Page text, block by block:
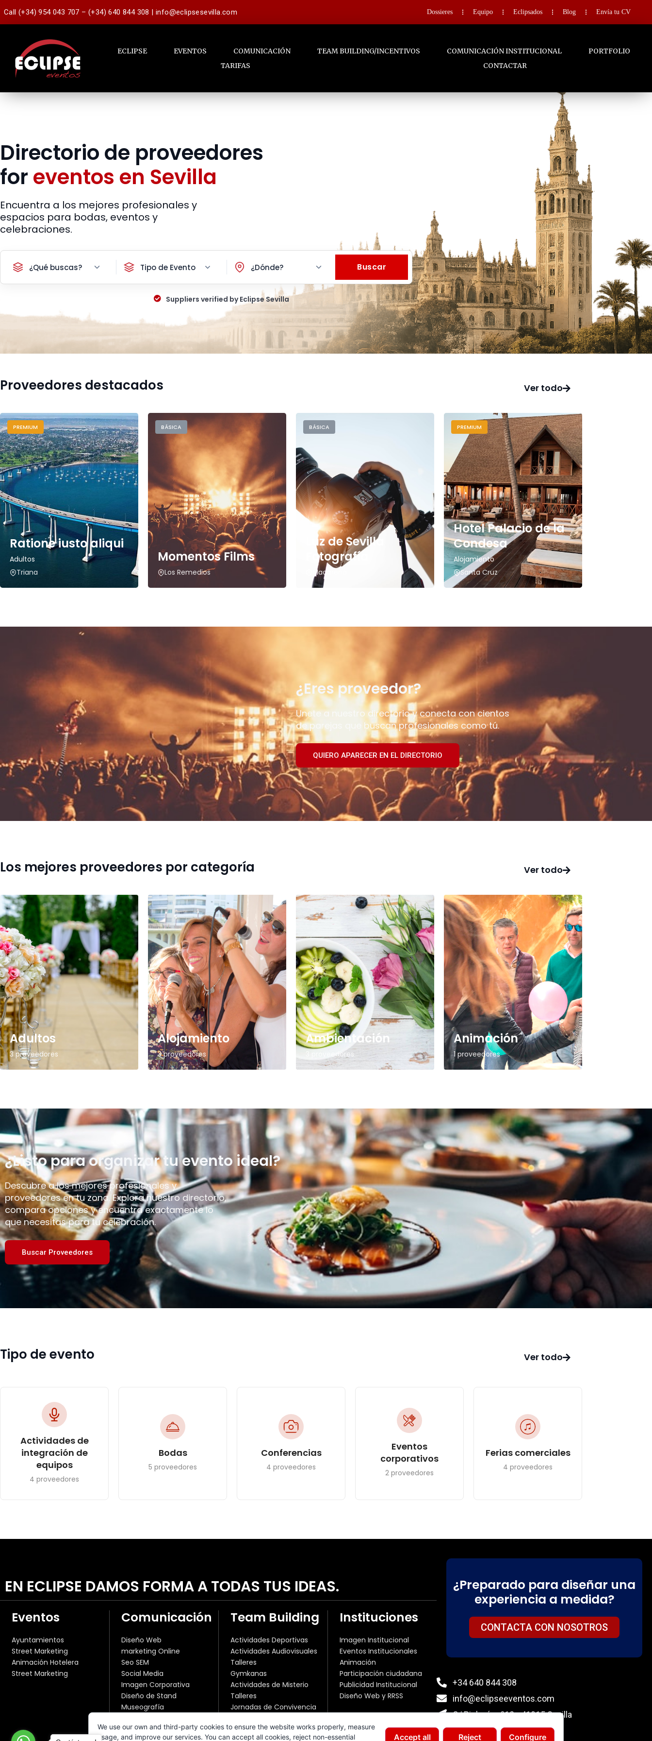
Call (+34) 954 043 707 – (+34) 640 844 308 | info@eclipsesevilla.com Dossieres Equipo Eclipsados Blog Envía tu CV
ECLIPSE EVENTOS COMUNICACIÓN TEAM BUILDING/INCENTIVOS COMUNICACIÓN INSTITUCIONAL
PORTFOLIO
TARIFAS
CONTACTAR
Directorio de proveedores
for eventos en Sevilla
Encuentra a los mejores profesionales y
espacios para bodas, eventos y
celebraciones.
¿Qué buscas? Tipo de Evento ¿Dónde? Buscar
Suppliers verified by Eclipse Sevilla
Proveedores destacados Ver todo
PREMIUM
Ratione iusto aliqui
Adultos
Triana
BÁSICA
Momentos Films
Los Remedios
BÁSICA
Luz de Sevilla
Fotografía
Macarena
PREMIUM
Hotel Palacio de la
Condesa
Alojamiento
Santa Cruz
¿Eres proveedor?
Unete a nuestro directorio y conecta con cientos
de parejas que buscan profesionales como tú.
QUIERO APARECER EN EL DIRECTORIO
Los mejores proveedores por categoría Ver todo
Adultos
3 proveedores
Alojamiento
3 proveedores
Ambientación
3 proveedores
Animación
1 proveedores
¿Listo para organizar tu evento ideal?
Descubre a los mejores profesionales y
proveedores en tu zona. Explora nuestro directorio,
compara opciones y encuentra exactamente lo
que necesitas para tu celebración.
Buscar Proveedores
Tipo de evento Ver todo
Actividades de
integración de
equipos
4 proveedores
Bodas
5 proveedores
Conferencias
4 proveedores
Eventos
corporativos
2 proveedores
Ferias comerciales
4 proveedores
EN ECLIPSE DAMOS FORMA A TODAS TUS IDEAS.
Eventos
Ayuntamientos
Street Marketing
Animación Hotelera
Street Marketing
Comunicación
Diseño Web
marketing Online
Seo SEM
Social Media
Imagen Corporativa
Diseño de Stand
Museografía
Fotografía y Vídeo
Team Building
Actividades Deportivas
Actividades Audiovisuales
Talleres
Gymkanas
Actividades de Misterio
Talleres
Jornadas de Convivencia
Instituciones
Imagen Institucional
Eventos Institucionales
Animación
Participación ciudadana
Publicidad Institucional
Diseño Web y RRSS
¿Preparado para diseñar una
experiencia a medida?
CONTACTA CON NOSOTROS
+34 640 844 308
info@eclipseeventos.com
C/ Biología nº12 - 41015 Sevilla
We use our own and third-party cookies to ensure the website works properly, measure
usage, and improve our services. You can accept all cookies, reject non-essential
Accept all Reject Configure